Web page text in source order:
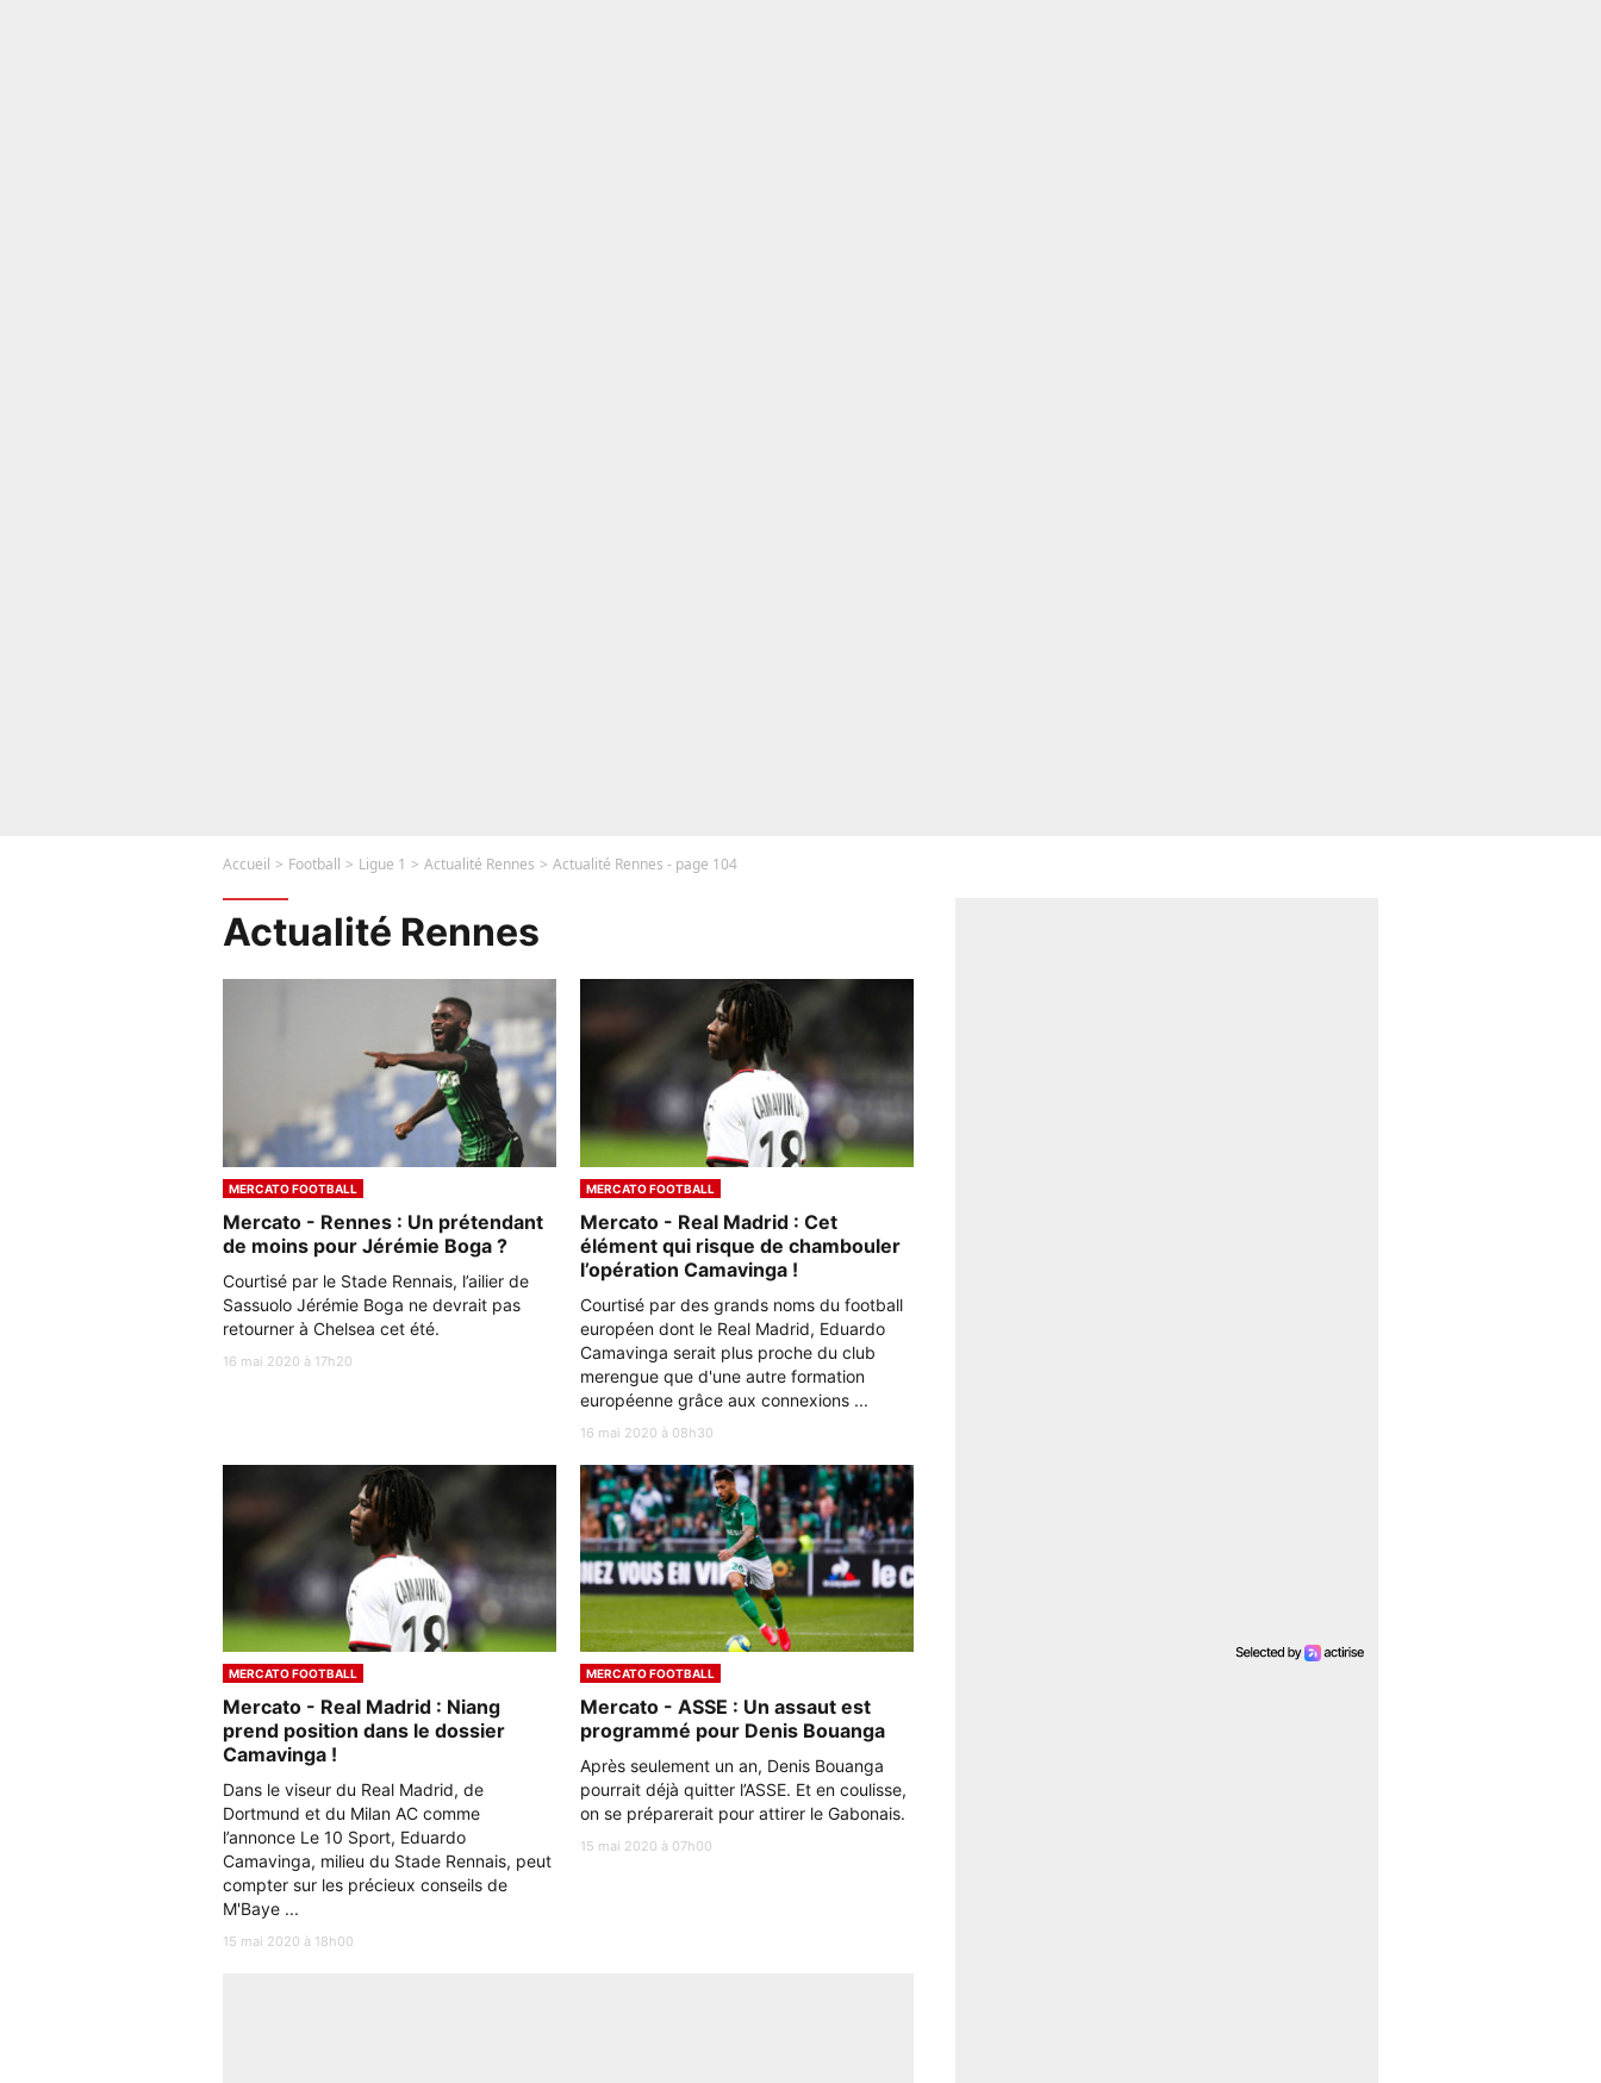
Accueil Football Ligue 1 Actualité Rennes Actualité Rennes - page 104
Actualité Rennes
MERCATO FOOTBALL
Mercato - Rennes : Un prétendant
de moins pour Jérémie Boga ?
Courtisé par le Stade Rennais, l’ailier de
Sassuolo Jérémie Boga ne devrait pas
retourner à Chelsea cet été.
16 mai 2020 à 17h20
MERCATO FOOTBALL
Mercato - Real Madrid : Cet
élément qui risque de chambouler
l’opération Camavinga !
Courtisé par des grands noms du football
européen dont le Real Madrid, Eduardo
Camavinga serait plus proche du club
merengue que d'une autre formation
européenne grâce aux connexions ...
16 mai 2020 à 08h30
MERCATO FOOTBALL
Mercato - Real Madrid : Niang
prend position dans le dossier
Camavinga !
Dans le viseur du Real Madrid, de
Dortmund et du Milan AC comme
l’annonce Le 10 Sport, Eduardo
Camavinga, milieu du Stade Rennais, peut
compter sur les précieux conseils de
M'Baye ...
15 mai 2020 à 18h00
MERCATO FOOTBALL
Mercato - ASSE : Un assaut est
programmé pour Denis Bouanga
Après seulement un an, Denis Bouanga
pourrait déjà quitter l’ASSE. Et en coulisse,
on se préparerait pour attirer le Gabonais.
15 mai 2020 à 07h00